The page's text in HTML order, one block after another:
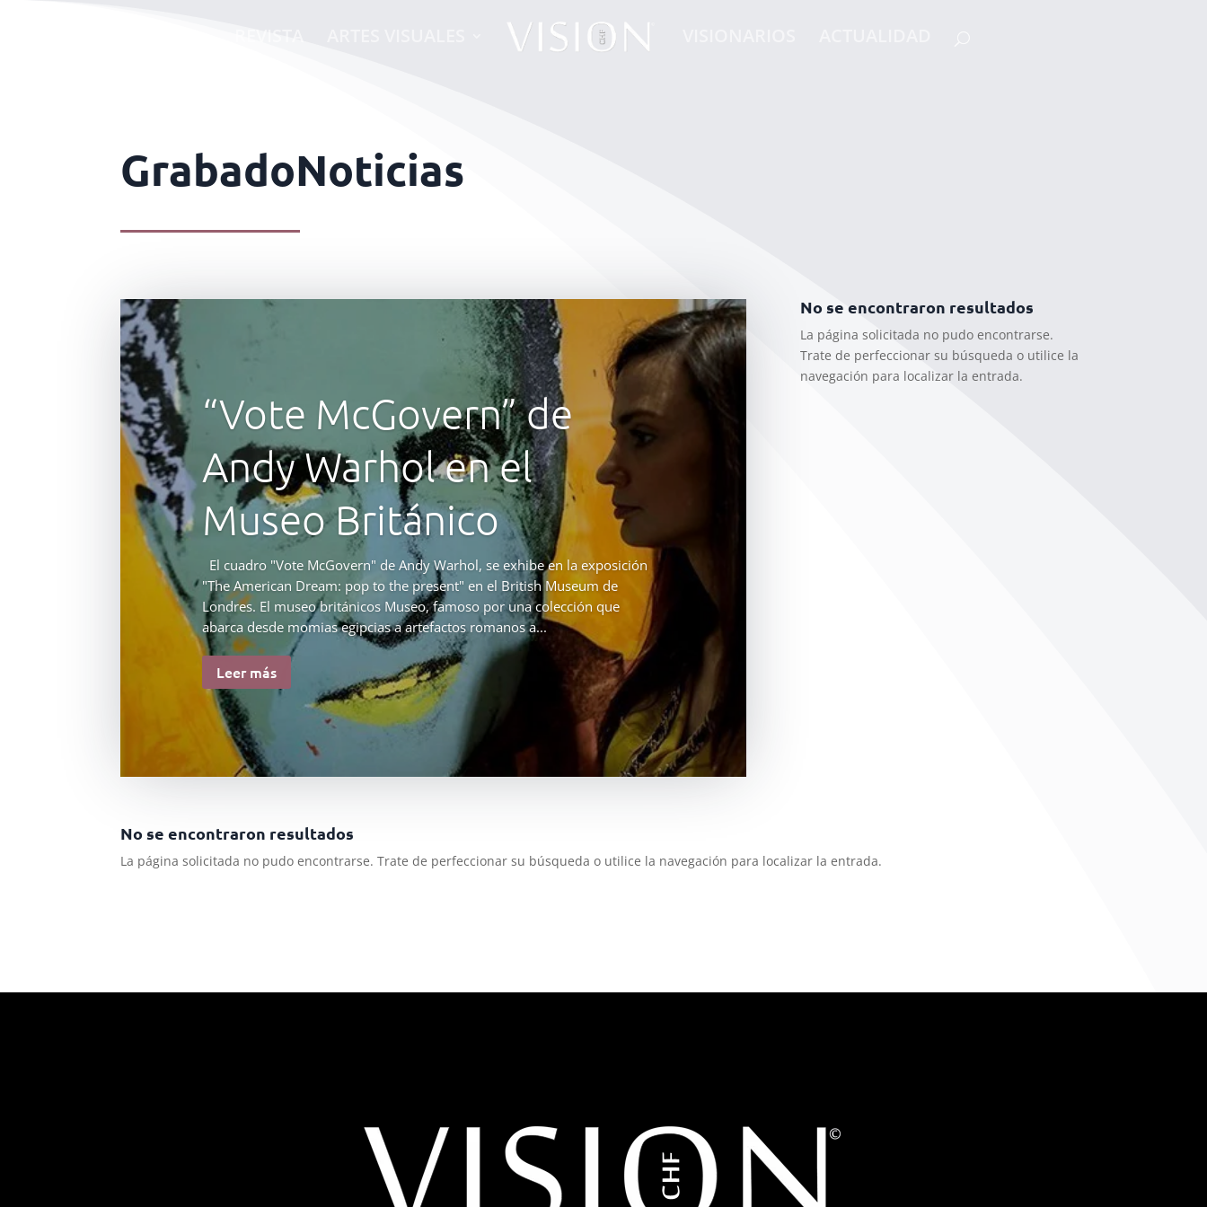
GrabadoNoticias
“Vote McGovern” de
Andy Warhol en el
Museo Británico
El cuadro "Vote McGovern" de Andy Warhol, se exhibe en la exposición
"The American Dream: pop to the present" en el British Museum de
Londres. El museo británicos Museo, famoso por una colección que
abarca desde momias egipcias a artefactos romanos a...
Leer más
No se encontraron resultados
La página solicitada no pudo encontrarse.
Trate de perfeccionar su búsqueda o utilice la
navegación para localizar la entrada.
No se encontraron resultados
La página solicitada no pudo encontrarse. Trate de perfeccionar su búsqueda o utilice la navegación para localizar la entrada.